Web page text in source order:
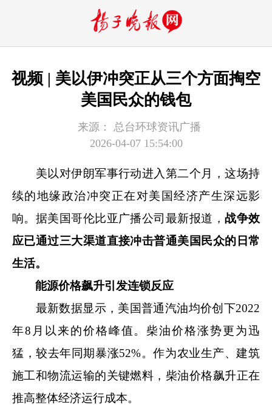
视频 | 美以伊冲突正从三个方面掏空
美国民众的钱包
来源：
总台环球资讯广播
2026-04-07 15:54:00
美以对伊朗军事行动进入第二个月，这场持
续的地缘政治冲突正在对美国经济产生深远影
响。据美国哥伦比亚广播公司最新报道，战争效
应已通过三大渠道直接冲击普通美国民众的日常
生活。
能源价格飙升引发连锁反应
最新数据显示，美国普通汽油均价创下2022
年8月以来的价格峰值。柴油价格涨势更为迅
猛，较去年同期暴涨52%。作为农业生产、建筑
施工和物流运输的关键燃料，柴油价格飙升正在
推高整体经济运行成本。